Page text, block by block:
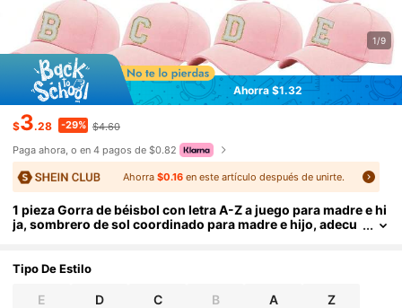
1/9
Ahorra $1.32
$3.28 -29% $4.60
Paga ahora, o en 4 pagos de $0.82
Ahorra$0.16 en este artículo después de unirte.
1 pieza Gorra de béisbol con letra A-Z a juego para madre e hi
ja, sombrero de sol coordinado para madre e hijo, adecu
Tipo De Estilo
E D C B A Z